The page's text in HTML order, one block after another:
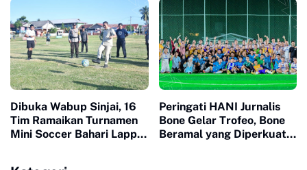
Kebersamaan Mahasiswa
Dibuka Wabup Sinjai, 16
Tim Ramaikan Turnamen
Mini Soccer Bahari Lappa
Peringati HANI Jurnalis
Bone Gelar Trofeo, Bone
Beramal yang Diperkuat